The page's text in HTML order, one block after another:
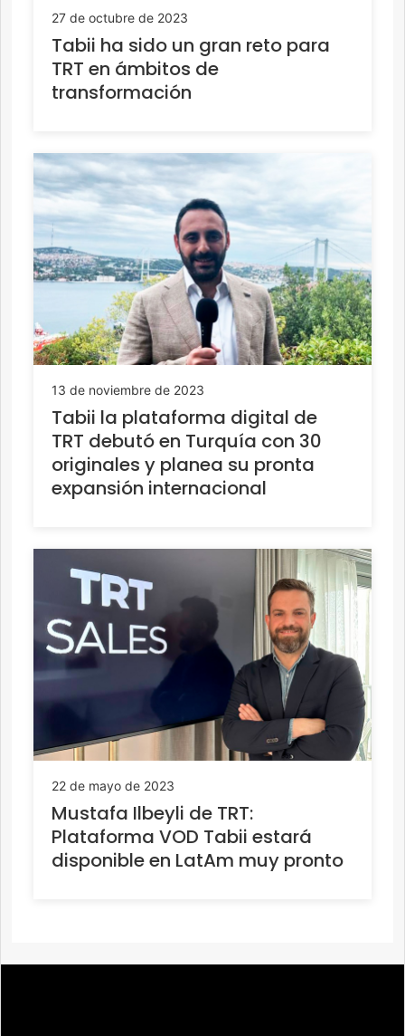
27 de octubre de 2023
Tabii ha sido un gran reto para
TRT en ámbitos de
transformación
13 de noviembre de 2023
Tabii la plataforma digital de
TRT debutó en Turquía con 30
originales y planea su pronta
expansión internacional
22 de mayo de 2023
Mustafa Ilbeyli de TRT:
Plataforma VOD Tabii estará
disponible en LatAm muy pronto